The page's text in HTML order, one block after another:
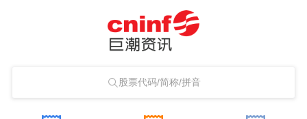
股票代码/简称/拼音